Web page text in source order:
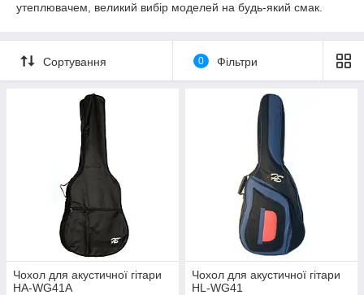
утеплювачем, великий вибір моделей на будь-який смак.
Сортування 0 Фільтри
Чохол для акустичної гітари
HA-WG41A
Чохол для акустичної гітари
HL-WG41